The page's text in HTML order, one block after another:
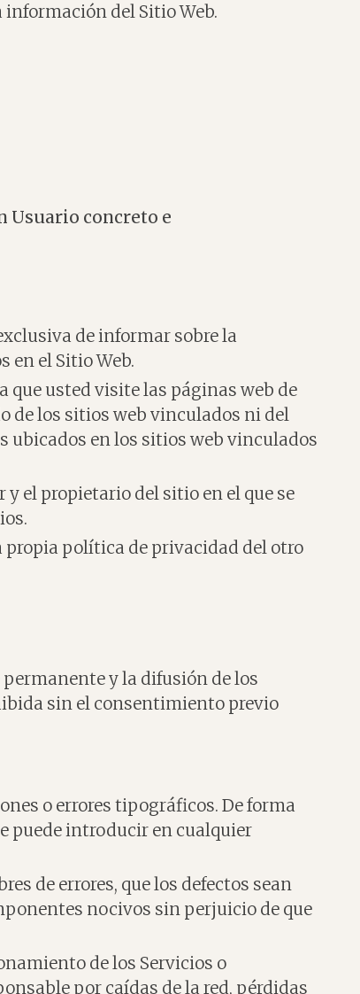
del Sitio Web.
Usuario concreto e
de informar sobre la
en el Sitio Web.
que usted visite las páginas web de
de los sitios web vinculados ni del
ubicados en los sitios web vinculados
el propietario del sitio en el que se
propia política de privacidad del otro
y la difusión de los
sin el consentimiento previo
o errores tipográficos. De forma
puede introducir en cualquier
de errores, que los defectos sean
nocivos sin perjuicio de que
de los Servicios o
por caídas de la red, pérdidas